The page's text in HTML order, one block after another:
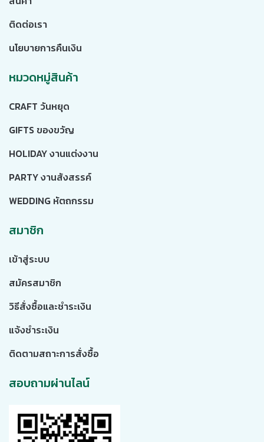
ติดต่อเรา
นโยบายการคืนเงิน
หมวดหมู่สินค้า
CRAFT วันหยุด
GIFTS ของขวัญ
HOLIDAY งานแต่งงาน
PARTY งานสังสรรค์
WEDDING หัตถกรรม
สมาชิก
เข้าสู่ระบบ
สมัครสมาชิก
วิธีสั่งซื้อและชำระเงิน
แจ้งชำระเงิน
ติดตามสถาะการสั่งซื้อ
สอบถามผ่านไลน์